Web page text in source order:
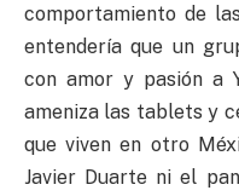
comportamiento de
entendería que un
con amor y pasión a
ameniza las tablets y
que viven en otro
Javier Duarte ni el